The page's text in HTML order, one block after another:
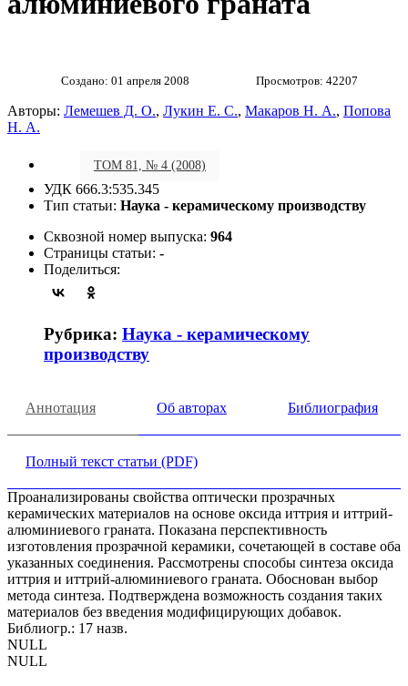
Создано: 01 апреля 2008 Просмотров: 42207
Авторы: Лемешев Д. О., Лукин Е. С., Макаров Н. А., Попова
Н. А.
ТОМ 81, № 4 (2008)
УДК 666.3:535.345
Тип статьи: Наука - керамическому производству
Сквозной номер выпуска: 964
Страницы статьи: -
Поделиться:
Рубрика: Наука - керамическому
производству
Аннотация Об авторах Библиография
Полный текст статьи (PDF)
Проанализированы свойства оптически прозрачных
керамических материалов на основе оксида иттрия и иттрий-
алюминиевого граната. Показана перспективность
изготовления прозрачной керамики, сочетающей в составе оба
указанных соединения. Рассмотрены способы синтеза оксида
иттрия и иттрий-алюминиевого граната. Обоснован выбор
метода синтеза. Подтверждена возможность создания таких
материалов без введения модифицирующих добавок.
Библиогр.: 17 назв.
NULL
NULL